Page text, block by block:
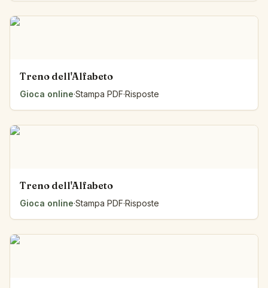
Treno dell'Alfabeto
Gioca online·Stampa PDF·Risposte
Treno dell'Alfabeto
Gioca online·Stampa PDF·Risposte